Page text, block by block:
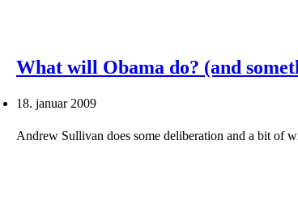
What will Obama do? (and
18. januar 2009
Andrew Sullivan does some deliberation and a bit of